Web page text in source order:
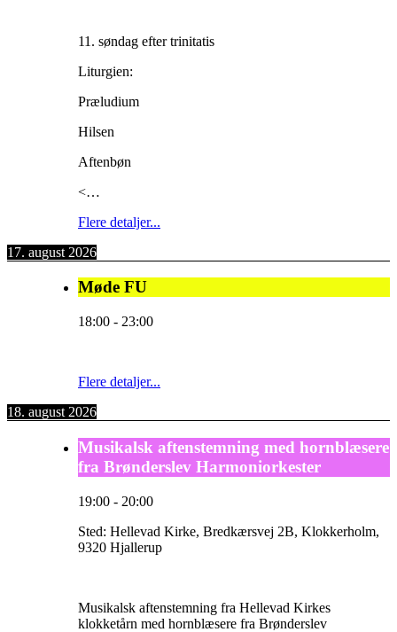
11. søndag efter trinitatis
Liturgien:
Præludium
Hilsen
Aftenbøn
<…
Flere detaljer...
17. august 2026
Møde FU
18:00 - 23:00
Flere detaljer...
18. august 2026
Musikalsk aftenstemning med hornblæsere
fra Brønderslev Harmoniorkester
19:00 - 20:00
Sted: Hellevad Kirke, Bredkærsvej 2B, Klokkerholm,
9320 Hjallerup
Musikalsk aftenstemning fra Hellevad Kirkes
klokketårn med hornblæsere fra Brønderslev